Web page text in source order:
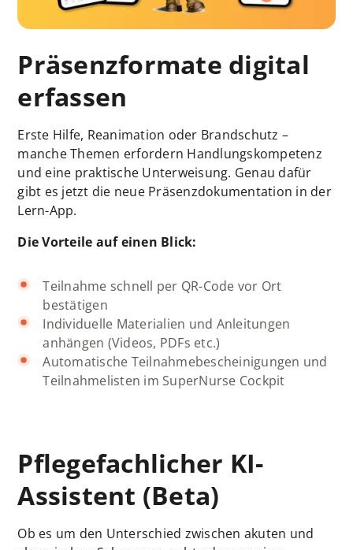
Präsenzformate digital
erfassen
Erste Hilfe, Reanimation oder Brandschutz –
manche Themen erfordern Handlungskompetenz
und eine praktische Unterweisung. Genau dafür
gibt es jetzt die neue Präsenzdokumentation in der
Lern-App.
Die Vorteile auf einen Blick:
Teilnahme schnell per QR-Code vor Ort
bestätigen
Individuelle Materialien und Anleitungen
anhängen (Videos, PDFs etc.)
Automatische Teilnahmebescheinigungen und
Teilnahmelisten im SuperNurse Cockpit
Pflegefachlicher KI-
Assistent (Beta)
Ob es um den Unterschied zwischen akuten und